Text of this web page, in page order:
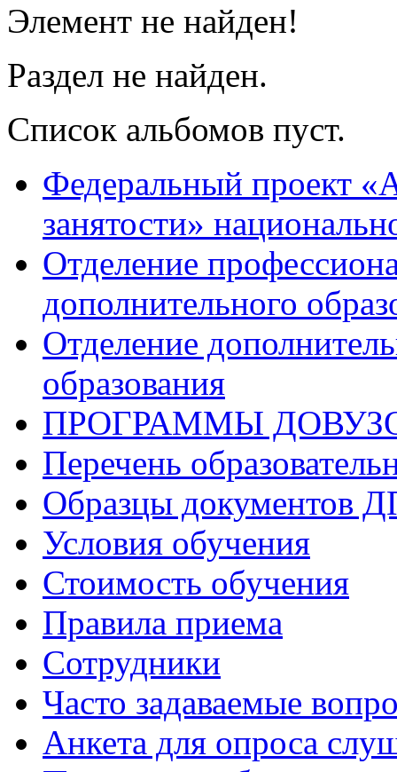
Элемент не найден!
Раздел не найден.
Список альбомов пуст.
Федеральный проект
занятости»
Отделение
дополнительного
Отделение
образования
ПРОГРАММЫ
Перечень
Образцы документов
Условия обучения
Стоимость обучения
Правила приема
Сотрудники
Часто задаваемые
Анкета для опроса